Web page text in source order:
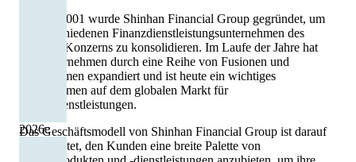
2026e
Im Jahr 2001 wurde Shinhan Financial Group gegründet, um
die verschiedenen Finanzdienstleistungsunternehmen des
Shinhan-Konzerns zu konsolidieren. Im Laufe der Jahre hat
das Unternehmen durch eine Reihe von Fusionen und
Übernahmen expandiert und ist heute ein wichtiges
Unternehmen auf dem globalen Markt für
Finanzdienstleistungen.
Das Geschäftsmodell von Shinhan Financial Group ist darauf
ausgerichtet, den Kunden eine breite Palette von